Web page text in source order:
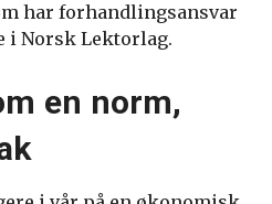
har forhandlingsansvar
i Norsk Lektorlag.
en norm,